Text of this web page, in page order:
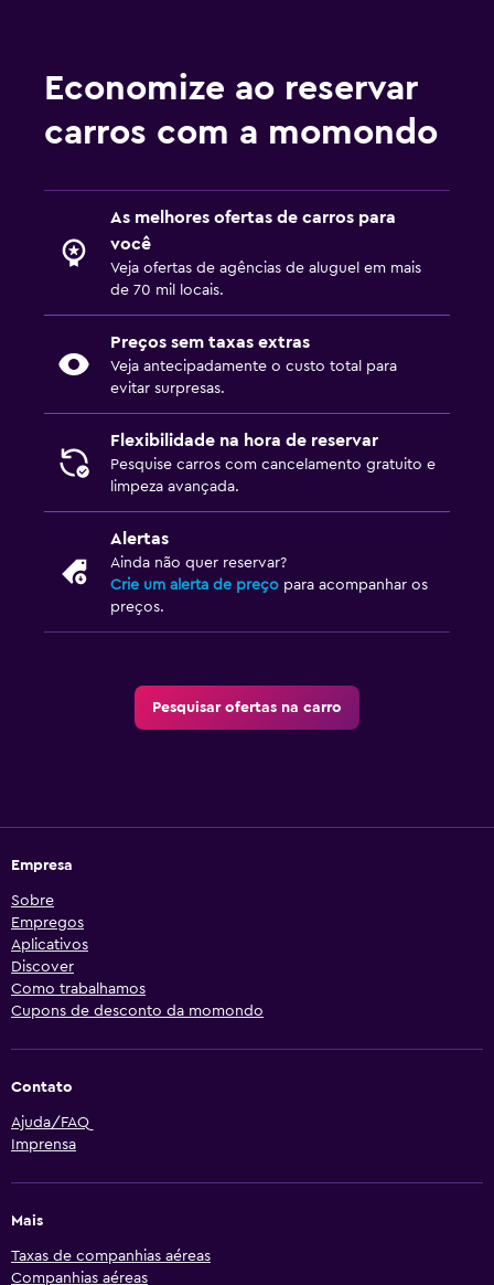
Economize ao reservar
carros com a momondo
As melhores ofertas de carros para
você
Veja ofertas de agências de aluguel em mais
de 70 mil locais.
Preços sem taxas extras
Veja antecipadamente o custo total para
evitar surpresas.
Flexibilidade na hora de reservar
Pesquise carros com cancelamento gratuito e
limpeza avançada.
Alertas
Ainda não quer reservar?
Crie um alerta de preço para acompanhar os
preços.
Pesquisar ofertas na carro
Empresa
Sobre
Empregos
Aplicativos
Discover
Como trabalhamos
Cupons de desconto da momondo
Contato
Ajuda/FAQ
Imprensa
Mais
Taxas de companhias aéreas
Companhias aéreas